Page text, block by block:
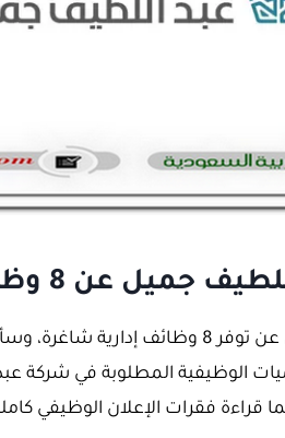
8 وظائف إدارية شاغرة:
تعلن شركة عبداللطيف جميل عن توفر 8 وظائف
الوظيفية المطلوبة في شركة
قراءة فقرات الإعلان الوظيفي كاملة